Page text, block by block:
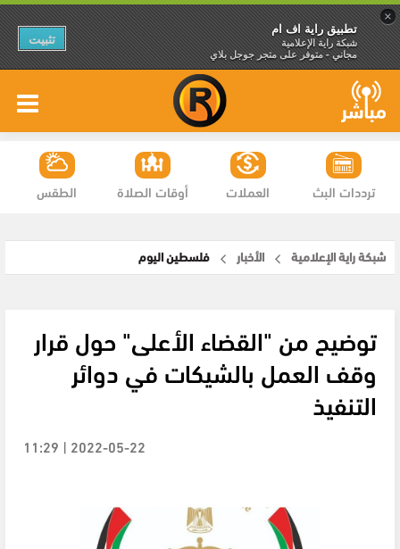
×
تطبيق راية اف ام
شبكة راية الإعلامية
مجاني - متوفر على متجر جوجل بلاي
تثبيت
الطقس أوقات الصلاة العملات ترددات البث
شبكة راية الإعلامية الأخبار فلسطين اليوم
توضيح من "القضاء الأعلى" حول قرار
وقف العمل بالشيكات في دوائر
التنفيذ
2022-05-22 | 11:29